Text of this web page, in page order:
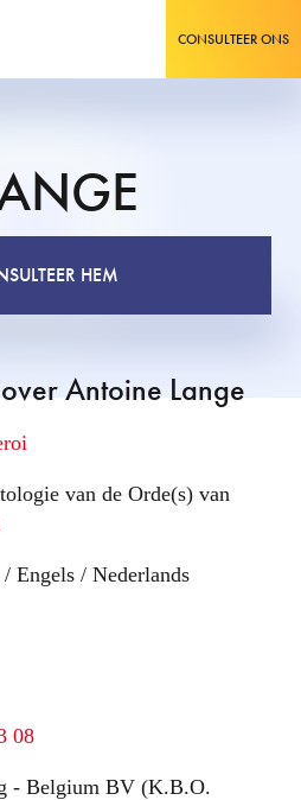
CONSULTEER ONS
HEM
Antoine Lange
van de Orde(s) van
/ Engels / Nederlands
08
- Belgium BV (K.B.O.